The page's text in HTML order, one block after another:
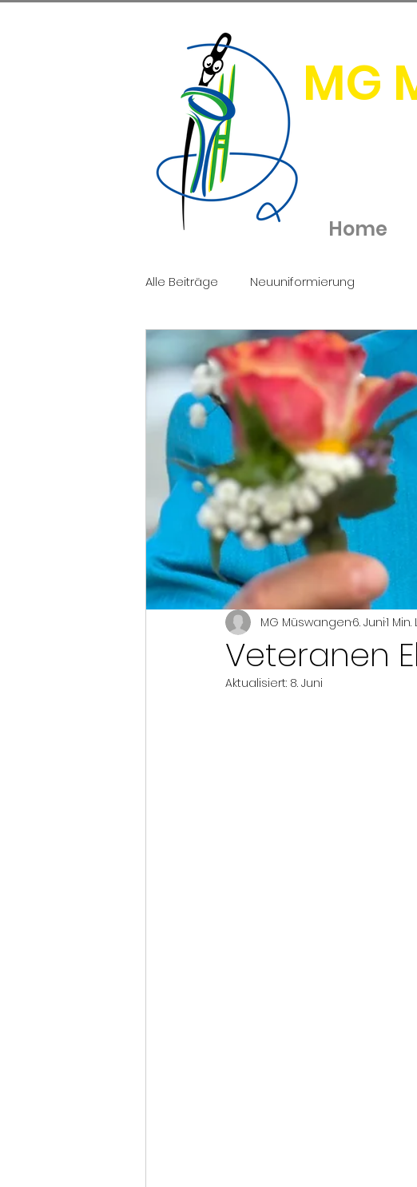
MG
Home
Alle Beiträge Neuuniformierung
Veteranen
MG Müswangen6. Juni1
Aktualisiert: 8. Juni